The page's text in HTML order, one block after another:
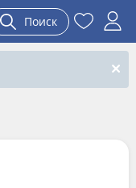
Поиск